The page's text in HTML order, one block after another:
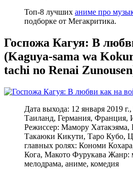
Топ-8 лучших аниме про
подборке от Мегакритика.
Госпожа Кагуя: В
(Kaguya-sama wa
tachi no Renai
Дата выхода: 12 января 2019
Таиланд, Германия, Франция,
Режиссер: Мамору
Такаюки Кикути, Таро Кубо,
главных ролях: Кономи
Кога, Макото Фурукава Жанр:
мелодрама, аниме, комедия